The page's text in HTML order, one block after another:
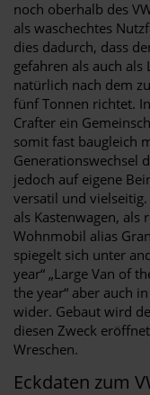
noch oberhalb des
als waschechtes
dies dadurch, dass
gefahren als auch als
natürlich nach dem
fünf Tonnen richtet.
Crafter ein
somit fast baugleich
Generationswechsel
jedoch auf eigene
versatil und
als Kastenwagen, als
Wohnmobil alias
spiegelt sich unter
year“ „Large Van of
the year“ aber auch
wider. Gebaut wird
diesen Zweck
Wreschen.
Eckdaten zum